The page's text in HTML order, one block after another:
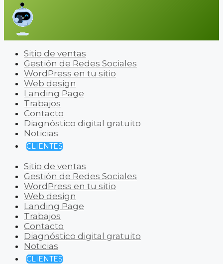
Sitio de ventas
Gestión de Redes Sociales
WordPress en tu sitio
Web design
Landing Page
Trabajos
Contacto
Diagnóstico digital gratuito
Noticias
CLIENTES
Sitio de ventas
Gestión de Redes Sociales
WordPress en tu sitio
Web design
Landing Page
Trabajos
Contacto
Diagnóstico digital gratuito
Noticias
CLIENTES